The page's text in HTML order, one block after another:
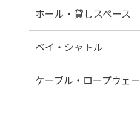
ホール・貸しスペース
ベイ・シャトル
ケーブル・ロープウェー